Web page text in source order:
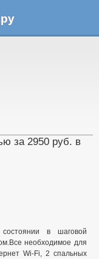
за 2950 руб. в
в шаговой
необходимое для
Wi-Fi, 2 спальных